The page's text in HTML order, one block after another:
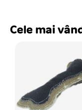
Cele mai